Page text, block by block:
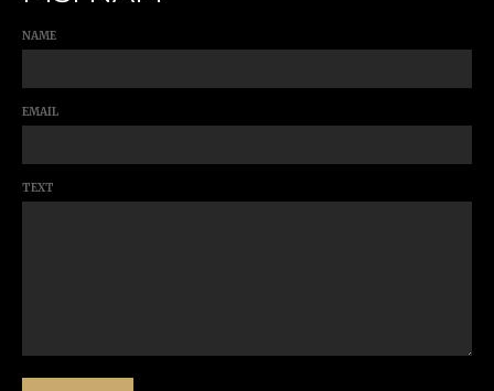
NAME
EMAIL
TEXT